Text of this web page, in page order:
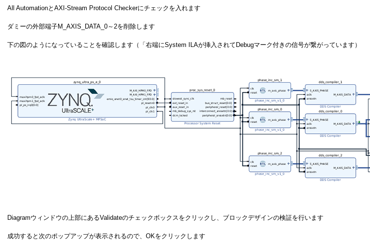
All AutomationとAXI-Stream Protocol Checkerにチェックを入れます
ダミーの外部端子M_AXIS_DATA_0～2を削除します
下の図のようになっていることを確認します（「右端にSystem ILAが挿入されてDebugマーク付きの信号が繋がっています）
Diagramウィンドウの上部にあるValidateのチェックボックスをクリックし、ブロックデザインの検証を行います
成功すると次のポップアップが表示されるので、OKをクリックします